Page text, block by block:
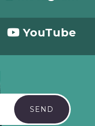
YouTube
SEND